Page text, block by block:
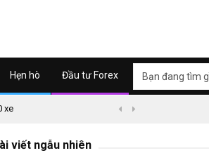
Hẹn hò Đầu tư Forex
xe  
viết ngẫu nhiên
Toy Fz150i - Led color changing clock